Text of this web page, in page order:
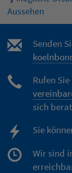
Aussehen
Senden
Rufen
sich
Sie
Wir sind